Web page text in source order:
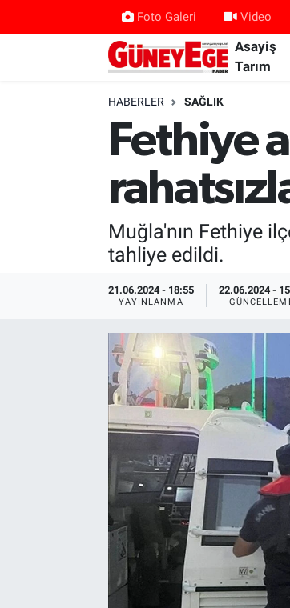
Foto Galeri Video
Asayiş
Tarım
HABERLER SAĞLIK
Fethiye
Muğla'nın Fethiye
tahliye edildi.
21.06.2024 - 18:55
YAYINLANMA
22.06.2024 -
Kültür Sanat
İstanbul Hava Durumu
İstanbul Trafik Yoğunluk Haritası
Süper Lig Puan Durumu ve Fikstür
Tüm Manşetler
Son Dakika Haberleri
Haber Arşivi